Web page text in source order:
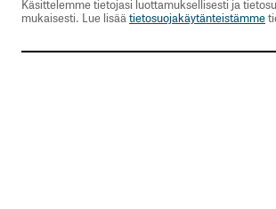
Jorma Erkkilä
Käsittelemme tietojasi luottamuksellisesti ja
mukaisesti. Lue lisäätietosuojakäytänteistämme